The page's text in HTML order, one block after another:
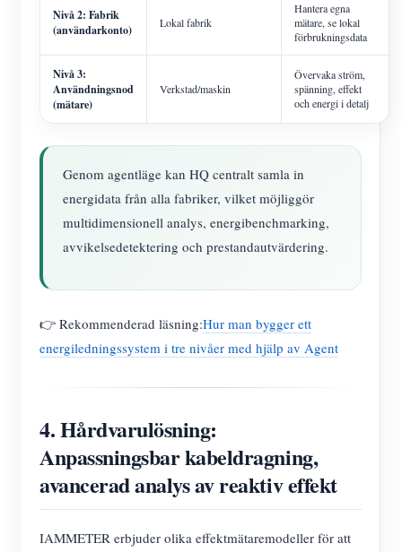
Nivå 2: Fabrik
(användarkonto)
Lokal fabrik
Hantera egna
mätare, se lokal
förbrukningsdata
Nivå 3:
Användningsnod
(mätare)
Verkstad/maskin
Övervaka ström,
spänning, effekt
och energi i detalj
Genom agentläge kan HQ centralt samla in
energidata från alla fabriker, vilket möjliggör
multidimensionell analys, energibenchmarking,
avvikelsedetektering och prestandautvärdering.
👉 Rekommenderad läsning:Hur man bygger ett
energiledningssystem i tre nivåer med hjälp av Agent
4. Hårdvarulösning:
Anpassningsbar kabeldragning,
avancerad analys av reaktiv effekt
IAMMETER erbjuder olika effektmätaremodeller för att